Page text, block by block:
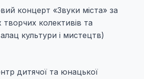
концерт «Звуки міста» за
творчих колективів та
культури і мистецтв)
дитячої та юнацької